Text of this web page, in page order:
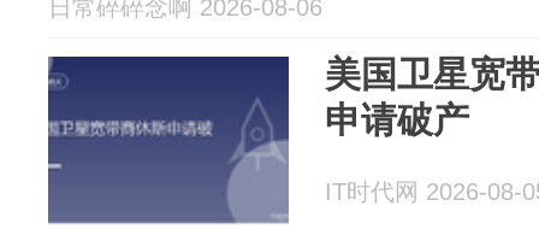
日常碎碎念啊 2026-08-06
美国卫星宽
申请破产
IT时代网 2026-08-